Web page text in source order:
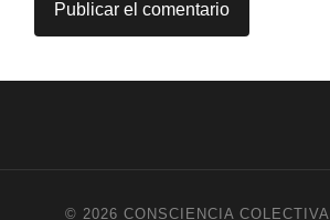
© 2026CONSCIENCIA COLECTIVA